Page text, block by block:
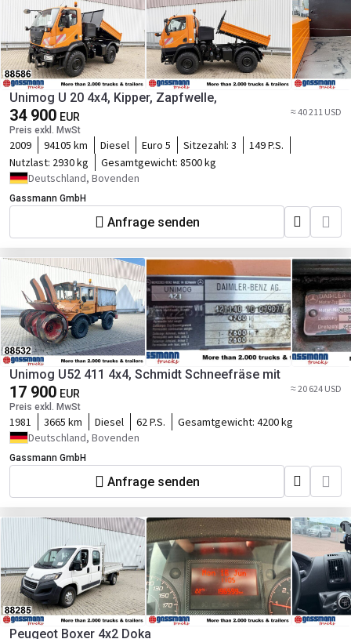
Unimog U 20 4x4, Kipper, Zapfwelle,
34 900 EUR
Preis exkl. MwSt
≈ 40 211 USD
2009 94105 km Diesel Euro 5 Sitzezahl: 3
149 P.S.
Nutzlast: 2930 kg Gesamtgewicht: 8500 kg
Deutschland, Bovenden
Gassmann GmbH
Anfrage senden
Unimog U52 411 4x4, Schmidt Schneefräse mit
17 900 EUR
Preis exkl. MwSt
≈ 20 624 USD
1981 3665 km Diesel 62 P.S. Gesamtgewicht: 4200 kg
Deutschland, Bovenden
Gassmann GmbH
Anfrage senden
Peugeot Boxer 4x2 Doka